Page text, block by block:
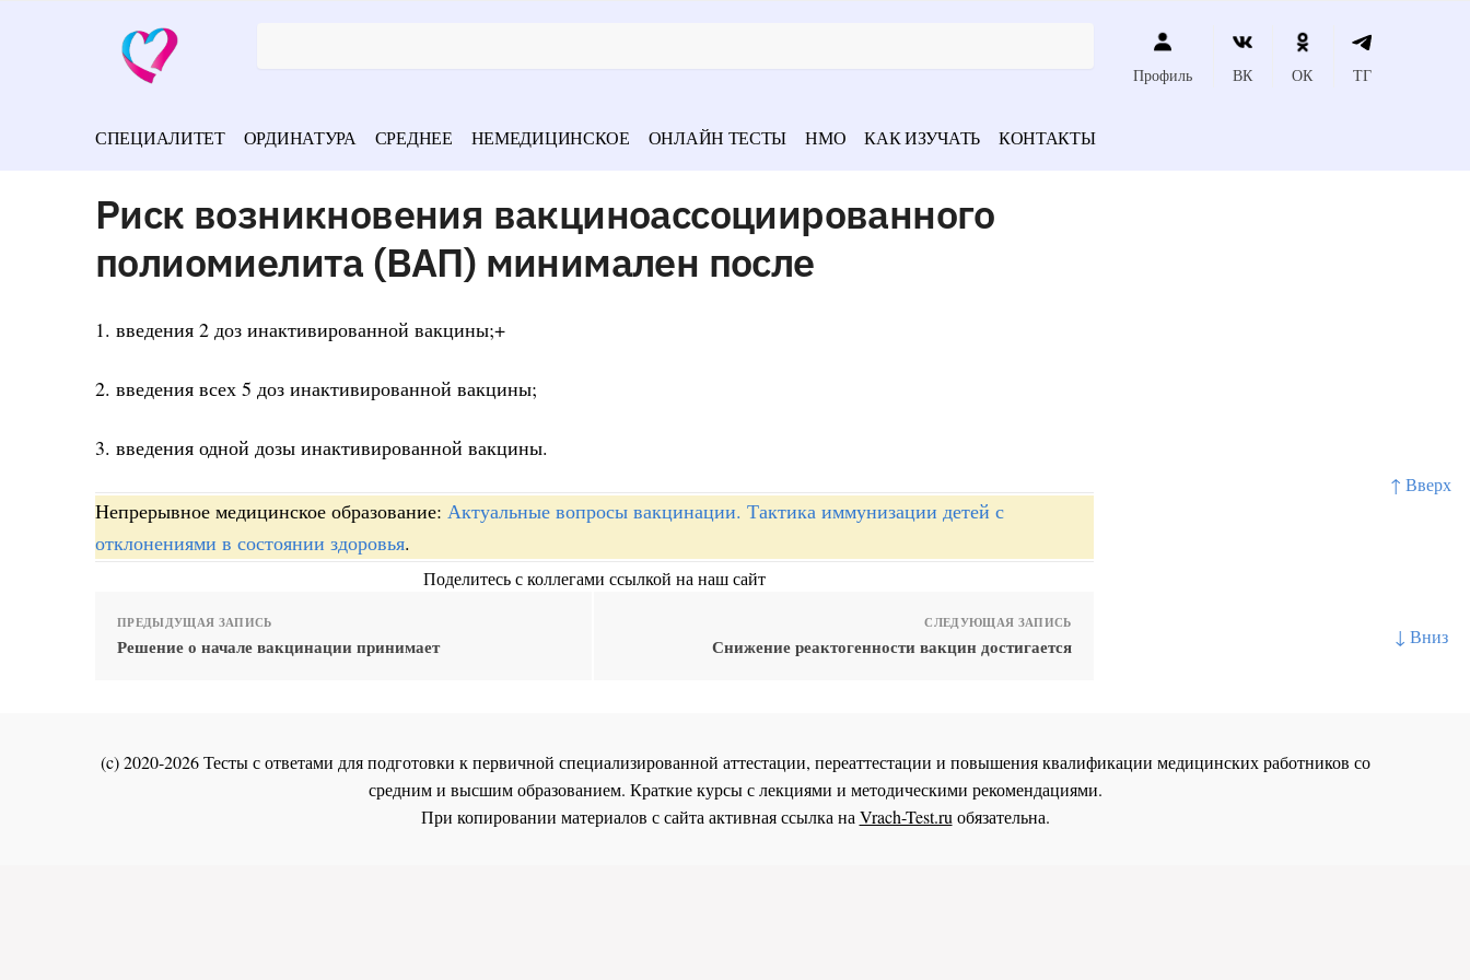
↑ Вверх
↓ Вниз
Профиль ВК ОК ТГ
СПЕЦИАЛИТЕТ ОРДИНАТУРА СРЕДНЕЕ НЕМЕДИЦИНСКОЕ ОНЛАЙН ТЕСТЫ НМО КАК ИЗУЧАТЬ КОНТАКТЫ
Риск возникновения вакциноассоциированного
полиомиелита (ВАП) минимален после
1. введения 2 доз инактивированной вакцины;+
2. введения всех 5 доз инактивированной вакцины;
3. введения одной дозы инактивированной вакцины.
Непрерывное медицинское образование: Актуальные вопросы вакцинации. Тактика иммунизации детей с
отклонениями в состоянии здоровья.
Поделитесь с коллегами ссылкой на наш сайт
ПРЕДЫДУЩАЯ ЗАПИСЬ
Решение о начале вакцинации принимает
СЛЕДУЮЩАЯ ЗАПИСЬ
Снижение реактогенности вакцин достигается
(c) 2020-2026 Тесты с ответами для подготовки к первичной специализированной аттестации, переаттестации и повышения квалификации медицинских работников со
средним и высшим образованием. Краткие курсы с лекциями и методическими рекомендациями.
При копировании материалов с сайта активная ссылка на Vrach-Test.ru обязательна.